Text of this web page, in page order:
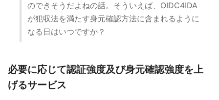
のできそうだよねの話。そういえば、OIDC4IDA
が犯収法を満たす身元確認方法に含まれるように
なる日はいつですか？
必要に応じて認証強度及び身元確認強度を上
げるサービス